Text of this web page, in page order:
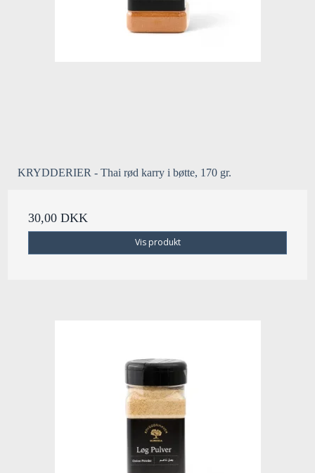
KRYDDERIER - Thai rød karry i bøtte, 170 gr.
30,00 DKK
Vis produkt